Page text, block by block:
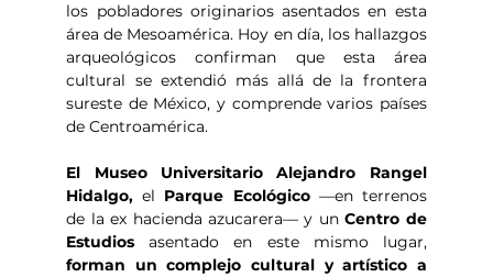
los pobladores originarios asentados en esta
área de Mesoamérica. Hoy en día, los hallazgos
arqueológicos confirman que esta área
cultural se extendió más allá de la frontera
sureste de México, y comprende varios países
de Centroamérica.
El Museo Universitario Alejandro Rangel
Hidalgo, el Parque Ecológico —en terrenos
de la ex hacienda azucarera— y un Centro de
Estudios
asentado en este mismo lugar,
forman un complejo cultural y artístico a